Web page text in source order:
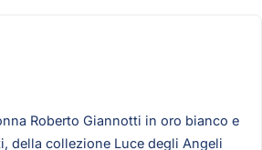
Roberto Giannotti in oro bianco e
della collezione Luce degli Angeli